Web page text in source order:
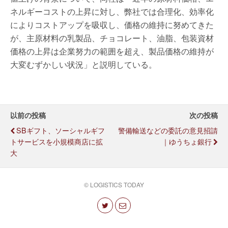
ネルギーコストの上昇に対し、弊社では合理化、効率化
によりコストアップを吸収し、価格の維持に努めてきた
が、主原材料の乳製品、チョコレート、油脂、包装資材
価格の上昇は企業努力の範囲を超え、製品価格の維持が
大変むずかしい状況」と説明している。
以前の投稿
SBギフト、ソーシャルギフ
トサービスを小規模商店に拡
大
次の投稿
警備輸送などの委託の意見招請
｜ゆうちょ銀行
© LOGISTICS TODAY